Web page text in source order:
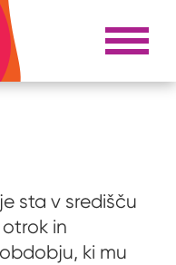
sem jaz Razpri
sta v središču
in
ki mu